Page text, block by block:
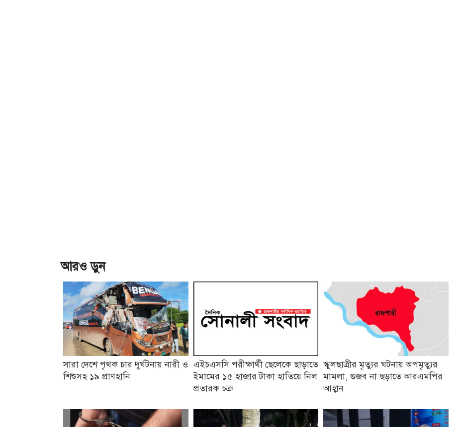
আরও ড়ুন
সারা দেশে পৃথক চার দুর্ঘটনায় নারী ও
শিশুসহ ১৯ প্রাণহানি
এইচএসসি পরীক্ষার্থী ছেলেকে ছাড়াতে
ইমামের ১৫ হাজার টাকা হাতিয়ে নিল
প্রতারক চক্র
স্কুলছাত্রীর মৃত্যুর ঘটনায় অপমৃত্যুর
মামলা, গুজব না ছড়াতে আরএমপির
আহ্বান